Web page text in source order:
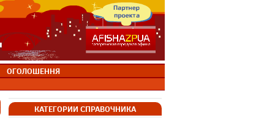
ОГОЛОШЕННЯ
КАТЕГОРИИ СПРАВОЧНИКА